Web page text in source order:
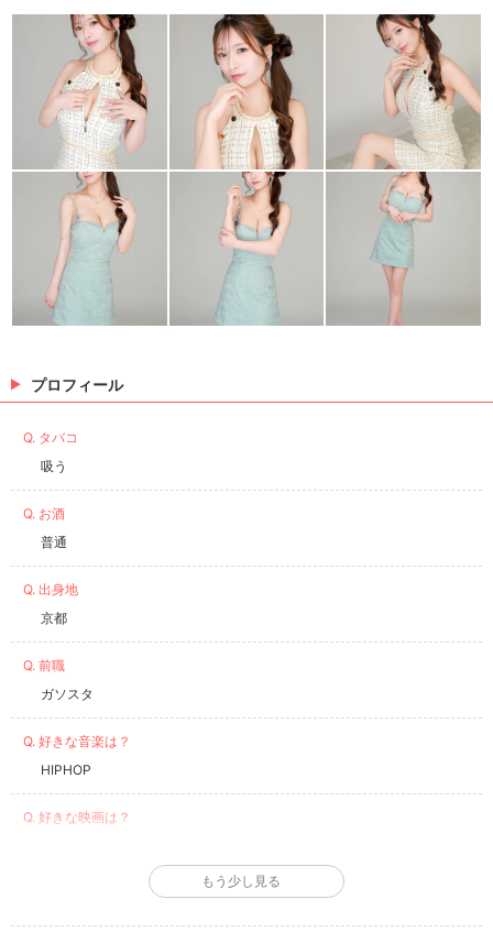
※情報はあくまで予定でキャストまたは出勤情報は一部です。詳細はお店にお問い合わせく
プロフィール
Q. タバコ
吸う
Q. お酒
普通
Q. 出身地
京都
Q. 前職
ガソスタ
Q. 好きな音楽は？
HIPHOP
Q. 好きな映画は？
カレーうどん
もう少し見る